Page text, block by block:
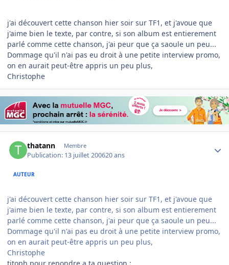
j'ai découvert cette chanson hier soir sur TF1, et j'avoue que
j'aime bien le texte, par contre, si son album est entierement
parlé comme cette chanson, j'ai peur que ça saoule un peu...
Dommage qu'il n'ai pas eu droit à une petite interview promo,
on en aurait peut-être appris un peu plus,
Christophe
thatann Membre
Publication: 13 juillet 200620 ans
AUTEUR
j'ai découvert cette chanson hier soir sur TF1, et j'avoue que
j'aime bien le texte, par contre, si son album est entierement
parlé comme cette chanson, j'ai peur que ça saoule un peu...
Dommage qu'il n'ai pas eu droit à une petite interview promo,
on en aurait peut-être appris un peu plus,
Christophe
titoph pour repondre a ta question :